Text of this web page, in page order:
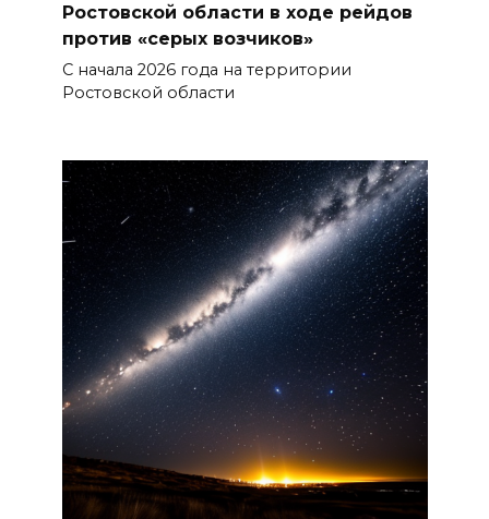
Казачий батальон «Покров»
формируется в войсках
беспилотных систем
С 18 августа в Ростове в пер.
Доломановском появятся еще
11 новых парковок
07 августа 2026 10:43
В Ростовской области
стоимость патента для
трудовых мигрантов
планируют поднять до 17
тысяч рублей
07 августа 2026 10:18
Ростовской области в ходе рейдов
против «серых возчиков»
С начала 2026 года на территории
Ростовской области